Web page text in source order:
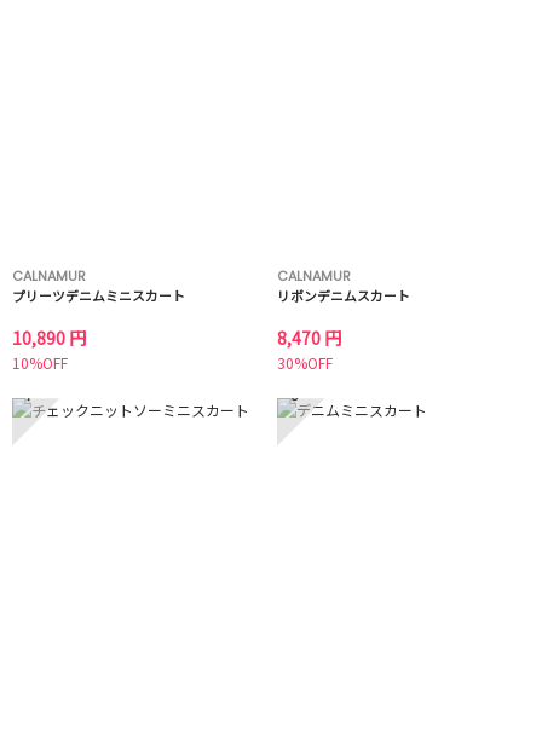
CALNAMUR
プリーツデニムミニスカート
10,890 円
10%OFF
CALNAMUR
リボンデニムスカート
8,470 円
30%OFF
7 8